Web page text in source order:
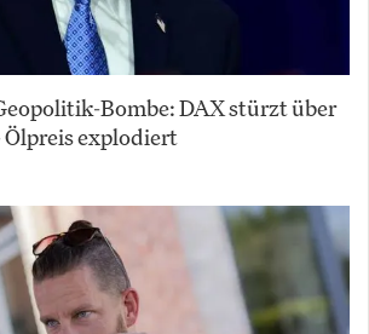
Bombe: DAX stürzt über
Ölpreis explodiert